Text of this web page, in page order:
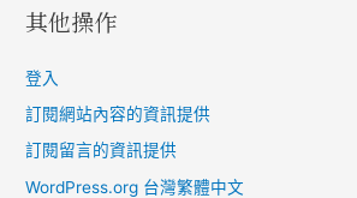
其他操作
登入
訂閱網站內容的資訊提供
訂閱留言的資訊提供
WordPress.org 台灣繁體中文